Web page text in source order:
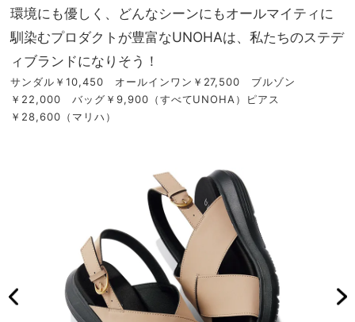
環境にも優しく、どんなシーンにもオールマイティに
馴染むプロダクトが豊富なUNOHAは、私たちのステデ
ィブランドになりそう！
サンダル￥10,450 オールインワン￥27,500 ブルゾン
￥22,000 バッグ￥9,900（すべてUNOHA）ピアス
￥28,600（マリハ）